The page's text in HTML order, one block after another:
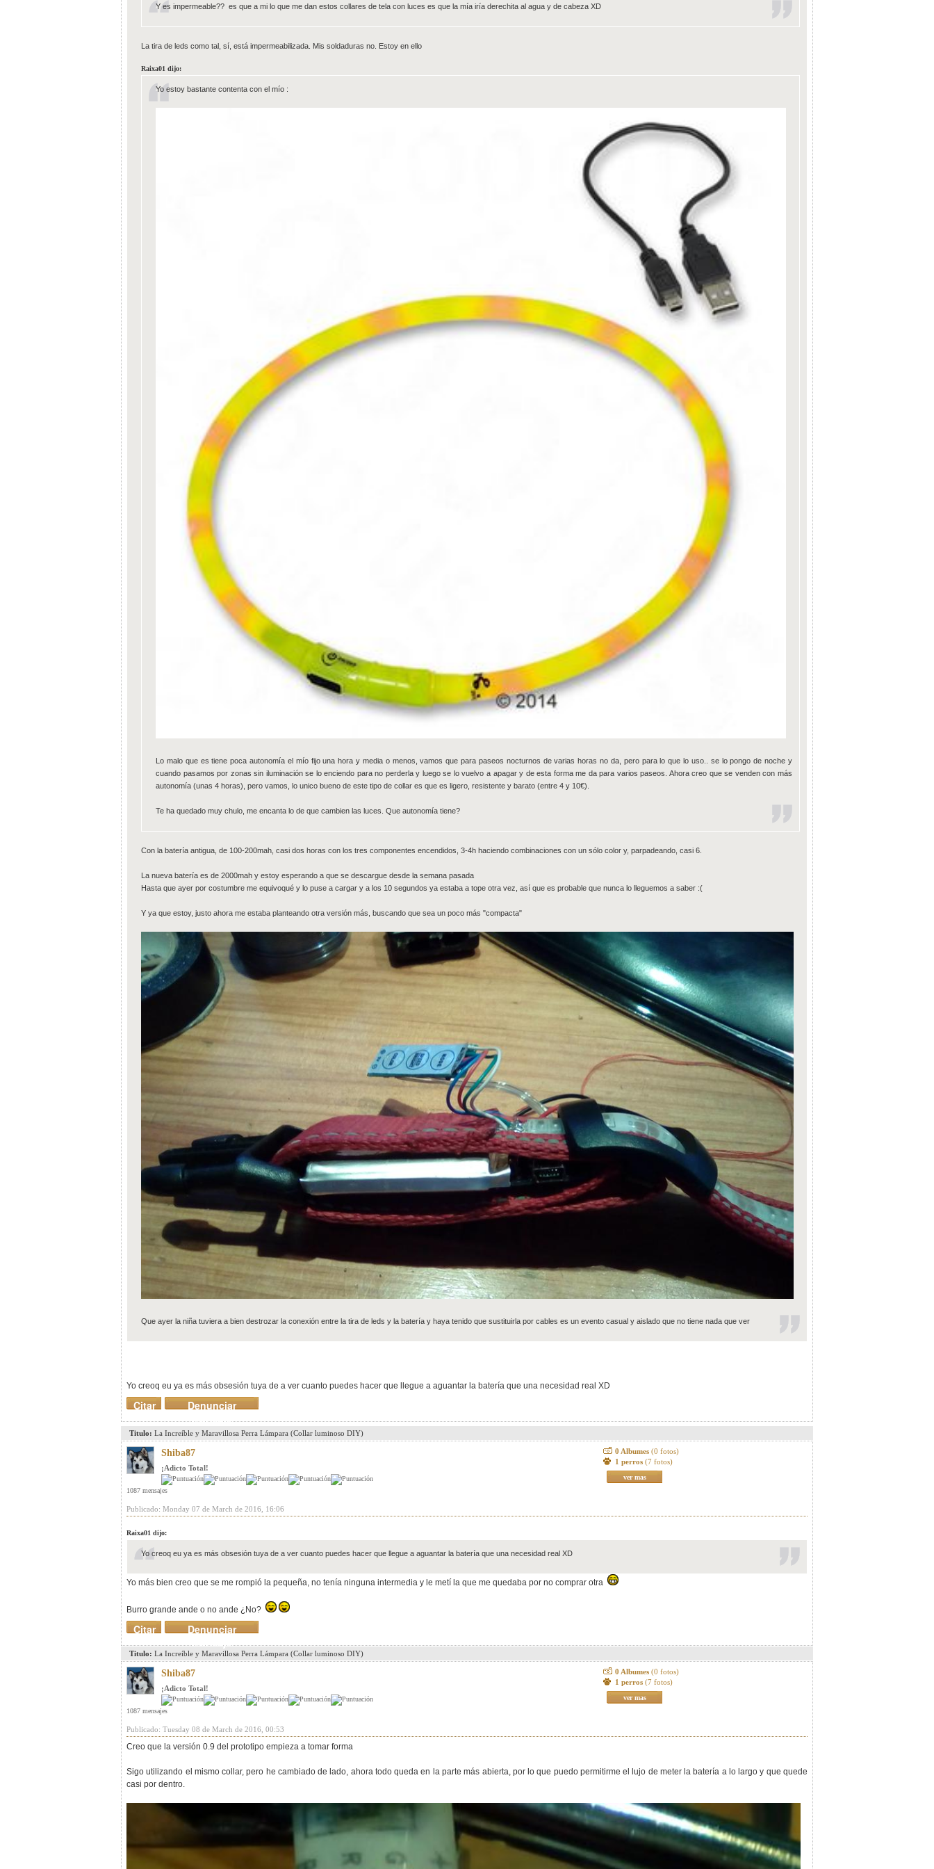
Y es impermeable?? es que a mi lo que me dan estos collares de tela con luces es que la mía iría derechita al agua y de cabeza XD
La tira de leds como tal, sí, está impermeabilizada. Mis soldaduras no. Estoy en ello
Raixa01 dijo:
Yo estoy bastante contenta con el mío :
Lo malo que es tiene poca autonomía el mío fijo una hora y media o menos, vamos que para paseos nocturnos de varias horas no da, pero para lo que lo uso.. se lo pongo de noche y
cuando pasamos por zonas sin iluminación se lo enciendo para no perderla y luego se lo vuelvo a apagar y de esta forma me da para varios paseos. Ahora creo que se venden con más
autonomía (unas 4 horas), pero vamos, lo unico bueno de este tipo de collar es que es ligero, resistente y barato (entre 4 y 10€).
Te ha quedado muy chulo, me encanta lo de que cambien las luces. Que autonomía tiene?
Con la batería antigua, de 100-200mah, casi dos horas con los tres componentes encendidos, 3-4h haciendo combinaciones con un sólo color y, parpadeando, casi 6.
La nueva batería es de 2000mah y estoy esperando a que se descargue desde la semana pasada
Hasta que ayer por costumbre me equivoqué y lo puse a cargar y a los 10 segundos ya estaba a tope otra vez, así que es probable que nunca lo lleguemos a saber :(
Y ya que estoy, justo ahora me estaba planteando otra versión más, buscando que sea un poco más "compacta"
Que ayer la niña tuviera a bien destrozar la conexión entre la tira de leds y la batería y haya tenido que sustituirla por cables es un evento casual y aislado que no tiene nada que ver
Yo creoq eu ya es más obsesión tuya de a ver cuanto puedes hacer que llegue a aguantar la batería que una necesidad real XD
Denunciar
mensaje
Citar
Titulo: La Increíble y Maravillosa Perra Lámpara (Collar luminoso DIY)
Shiba87
¡Adicto Total!
1087 mensajes
0 Albumes (0 fotos)
1 perros (7 fotos)
ver mas
Publicado: Monday 07 de March de 2016, 16:06
Raixa01 dijo:
Yo creoq eu ya es más obsesión tuya de a ver cuanto puedes hacer que llegue a aguantar la batería que una necesidad real XD
Yo más bien creo que se me rompió la pequeña, no tenía ninguna intermedia y le metí la que me quedaba por no comprar otra
Burro grande ande o no ande ¿No?
Denunciar
mensaje
Citar
Titulo: La Increíble y Maravillosa Perra Lámpara (Collar luminoso DIY)
Shiba87
¡Adicto Total!
1087 mensajes
0 Albumes (0 fotos)
1 perros (7 fotos)
ver mas
Publicado: Tuesday 08 de March de 2016, 00:53
Creo que la versión 0.9 del prototipo empieza a tomar forma
Sigo utilizando el mismo collar, pero he cambiado de lado, ahora todo queda en la parte más abierta, por lo que puedo permitirme el lujo de meter la batería a lo largo y que quede
casi por dentro.